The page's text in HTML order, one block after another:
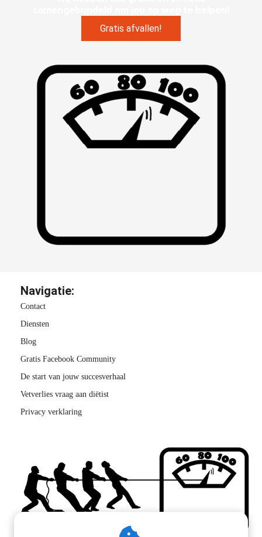
Gratis afvallen!
Navigatie:
Contact
Diensten
Blog
Gratis Facebook Community
De start van jouw succesverhaal
Vetverlies vraag aan diëtist
Privacy verklaring